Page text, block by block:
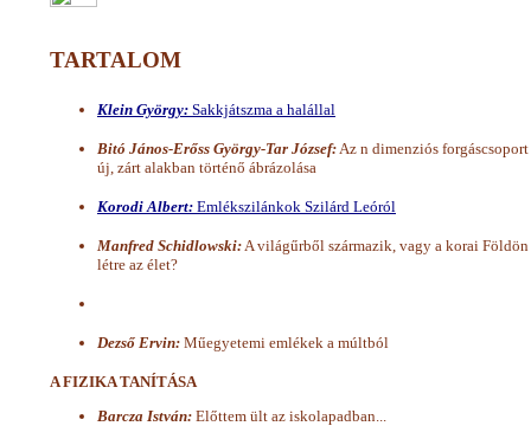
TARTALOM
Klein György: Sakkjátszma a halállal
Bitó János-Erőss György-Tar József: Az n dimenziós
új, zárt alakban történő ábrázolása
Korodi Albert: Emlékszilánkok Szilárd Leóról
Manfred Schidlowski: A világűrből származik, vagy a korai
létre az élet?
Dezső Ervin: Műegyetemi emlékek a múltból
A FIZIKA TANÍTÁSA
Barcza István: Előttem ült az iskolapadban...